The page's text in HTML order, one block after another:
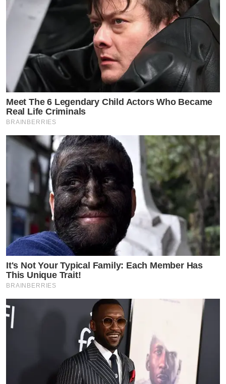
Meet The 6 Legendary Child Actors Who Became
Real Life Criminals
BRAINBERRIES
It's Not Your Typical Family: Each Member Has
This Unique Trait!
BRAINBERRIES